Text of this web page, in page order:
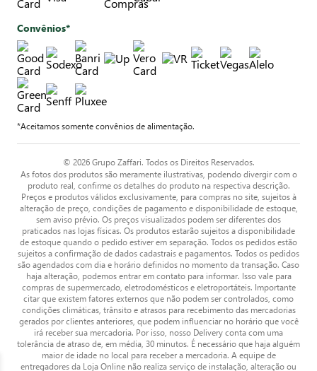
Convênios*
*Aceitamos somente convênios de alimentação.
© 2026 Grupo Zaffari. Todos os Direitos Reservados.
As fotos dos produtos são meramente ilustrativas, podendo divergir com o
produto real, confirme os detalhes do produto na respectiva descrição.
Preços e produtos válidos exclusivamente, para compras no site, sujeitos à
alteração de preço, condições de pagamento e disponibilidade de estoque,
sem aviso prévio. Os preços visualizados podem ser diferentes dos
praticados nas lojas físicas. Os produtos estarão sujeitos a disponibilidade
de estoque quando o pedido estiver em separação. Todos os pedidos estão
sujeitos a confirmação de dados cadastrais e pagamentos. Todos os pedidos
são agendados com dia e horário definidos no momento da transação. Caso
haja alteração, podemos entrar em contato para informar. Isso vale para
compras de supermercado, eletrodomésticos e eletroportáteis. Importante
citar que existem fatores externos que não podem ser controlados, como
condições climáticas, trânsito e atrasos para recebimento das mercadorias
gerados por clientes anteriores, que podem influenciar no horário que você
irá receber sua mercadoria. Por isso, nosso Delivery conta com uma
tolerância de atraso de, em média, 30 minutos. É necessário que haja alguém
maior de idade no local para receber a mercadoria. A equipe de
entregadores da Loja Online não realiza serviço de instalação, alteração ou